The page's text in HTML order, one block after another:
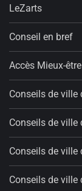
LeZarts
Conseil en bref
Accès Mieux-être
Conseils de ville
Conseils de ville
Conseils de ville
Conseils de ville